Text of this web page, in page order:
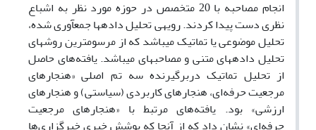
انجام مصاحبه با 20 متخصص در حوزه مورد نظر به اشباع
نظری دست پیدا کردند. رویهی تحلیل دادهها جمعآوری شده،
تحلیل موضوعی یا تماتیک میباشد که از مرسومترین روشهای
تحلیل دادههای متنی و مصاحبهای میباشد. یافته‌های حاصل
از تحلیل تماتیک دربرگیرنده سه تم اصلی «هنجارهای
مرجعیت حرفه‌ای، هنجارهای کاربردی (سیاستی) و هنجارهای
ارزشی» بود. یافته‌های مرتبط با «هنجارهای مرجعیت
حرفه‌ای» نشان داد که از آنجا که پوشش‌ خبری خبرگزاری‌ها